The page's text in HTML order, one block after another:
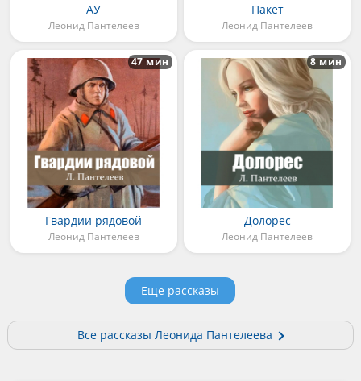
АУ
Леонид Пантелеев
Пакет
Леонид Пантелеев
Гвардии рядовой
Леонид Пантелеев
47 мин
Долорес
Леонид Пантелеев
8 мин
Еще рассказы
Все рассказы Леонида Пантелеева